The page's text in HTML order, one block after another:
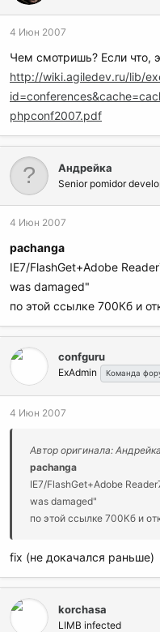
4 Июн 2007
Чем смотришь? Если что,
http://wiki.agiledev.ru/lib/
phpconf2007.pdf
Андрейка
Senior pomidor
4 Июн 2007
pachanga
IE7/FlashGet+Adobe
was damaged"
по этой ссылке 700Кб и
confguru
ExAdmin Команда
4 Июн 2007
Автор оригинала: Андрейка
pachanga
IE7/FlashGet+Adobe
was damaged"
по этой ссылке 700Кб и
fix (не докачался раньше)
korchasa
LIMB infected